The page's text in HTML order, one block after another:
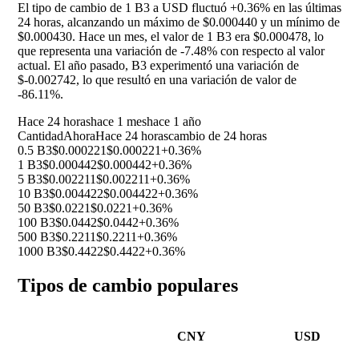
El tipo de cambio de 1 B3 a USD fluctuó +0.36% en las últimas
24 horas, alcanzando un máximo de $0.000440 y un mínimo de
$0.000430. Hace un mes, el valor de 1 B3 era $0.000478, lo
que representa una variación de -7.48% con respecto al valor
actual. El año pasado, B3 experimentó una variación de
$-0.002742, lo que resultó en una variación de valor de
-86.11%.
Hace 24 horashace 1 meshace 1 año
CantidadAhoraHace 24 horascambio de 24 horas
0.5 B3$0.000221$0.000221+0.36%
1 B3$0.000442$0.000442+0.36%
5 B3$0.002211$0.002211+0.36%
10 B3$0.004422$0.004422+0.36%
50 B3$0.0221$0.0221+0.36%
100 B3$0.0442$0.0442+0.36%
500 B3$0.2211$0.2211+0.36%
1000 B3$0.4422$0.4422+0.36%
Tipos de cambio populares
CNY USD